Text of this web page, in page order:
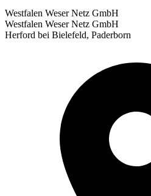
Westfalen Weser Netz GmbH
Westfalen Weser Netz GmbH
Herford bei Bielefeld, Paderborn